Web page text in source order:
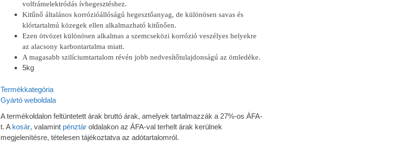
volfrámelektródás ívhegesztéshez.
Kitűnő általános korrózióállóságú hegesztőanyag, de különösen savas és
klórtartalmú közegek ellen alkalmazható kitűnően.
Ezen ötvözet különösen alkalmas a szemcseközi korrózió veszélyes helyekre
az alacsony karbontartalma miatt.
A magasabb szilíciumtartalom révén jobb nedvesítőtulajdonságú az ömledéke.
5kg
Termékkategória
Gyártó weboldala
A termékoldalon feltüntetett árak bruttó árak, amelyek tartalmazzák a 27%-os ÁFA-
t. A kosár, valamint pénztár oldalakon az ÁFA-val terhelt árak kerülnek
megjelenítésre, tételesen tájékoztatva az adótartalomról.